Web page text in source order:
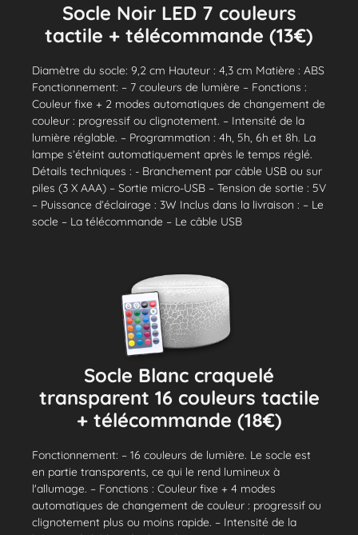
Socle Noir LED 7 couleurs
tactile + télécommande (13€)
Diamètre du socle: 9,2 cm Hauteur : 4,3 cm Matière : ABS
Fonctionnement: – 7 couleurs de lumière – Fonctions :
Couleur fixe + 2 modes automatiques de changement de
couleur : progressif ou clignotement. – Intensité de la
lumière réglable. – Programmation : 4h, 5h, 6h et 8h. La
lampe s’éteint automatiquement après le temps réglé.
Détails techniques : - Branchement par câble USB ou sur
piles (3 X AAA) – Sortie micro-USB – Tension de sortie : 5V
– Puissance d’éclairage : 3W Inclus dans la livraison : – Le
socle – La télécommande – Le câble USB
Socle Blanc craquelé
transparent 16 couleurs tactile
+ télécommande (18€)
Fonctionnement: – 16 couleurs de lumière. Le socle est
en partie transparents, ce qui le rend lumineux à
l'allumage. – Fonctions : Couleur fixe + 4 modes
automatiques de changement de couleur : progressif ou
clignotement plus ou moins rapide. – Intensité de la